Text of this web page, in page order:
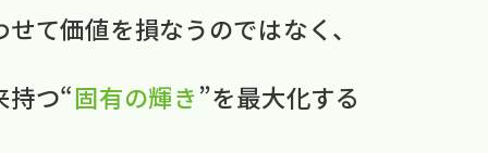
て​価値を​損なうのではなく、
持つ“固有の​輝き”を​最大化する​